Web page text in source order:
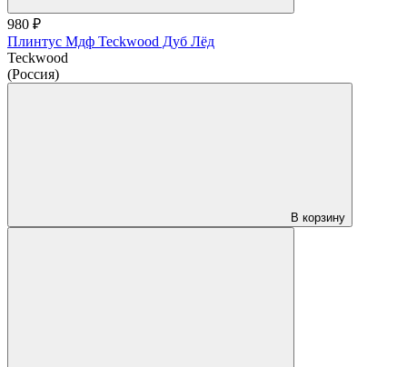
980 ₽
Плинтус Мдф Teckwood Дуб Лёд
Teckwood
(Россия)
В корзину